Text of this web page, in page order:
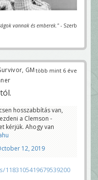
vannak és emberek." - Szerb
több mint 6 éve
GM
hosszabbítás van,
a Clemson -
kérjük. Ahogy van
12, 2019